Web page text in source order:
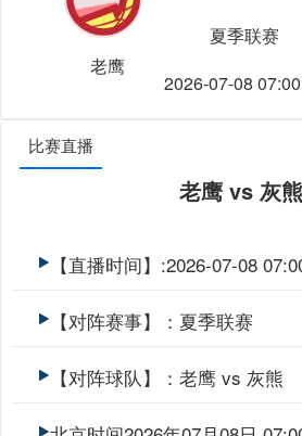
老鹰
夏季联赛
2026-07-08
比赛直播
老鹰 vs 灰熊
【直播时间】:2026-07-08
【对阵赛事】：夏季联赛
【对阵球队】：老鹰 vs 灰熊